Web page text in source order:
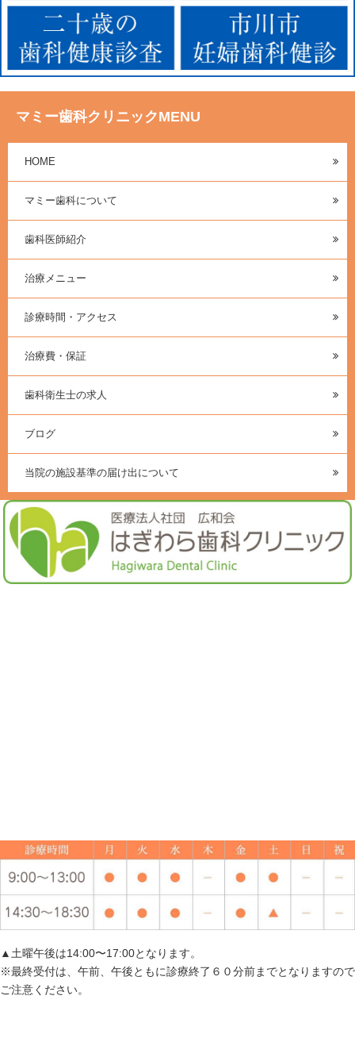
マミー歯科クリニックMENU
HOME
マミー歯科について
歯科医師紹介
治療メニュー
診療時間・アクセス
治療費・保証
歯科衛生士の求人
ブログ
当院の施設基準の届け出について
▲土曜午後は14:00〜17:00となります。
※最終受付は、午前、午後ともに診療終了６０分前までとなりますので
ご注意ください。